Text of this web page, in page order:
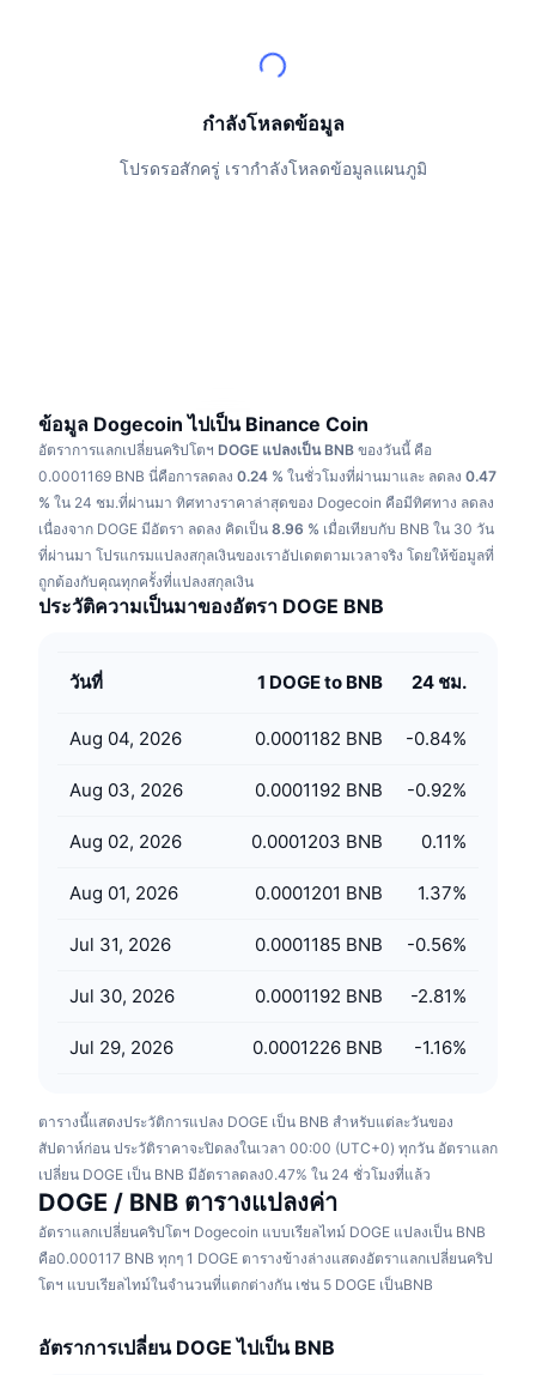
กำลังเป็นที่นิยม
การเงิน
เทคโนโลยี
NFT
ดัชนี CoinMarketCap 100
คริปโตฯ ETFs
RSI
MACD
ตราสารอนุพันธ์
ภาพรวม
การชำระบัญชี
อัตราเงินทุน
วิดเจ็ตสำหรับเว็บไซต์
วิดีโอ
คลังคำศัพท์
แคมเปญ
Airdrop
รางวัลเพชร
เรียนรู้และรับ
กำลังโหลดข้อมูล
โปรดรอสักครู่ เรากำลังโหลดข้อมูลแผนภูมิ
ข้อมูล Dogecoin ไปเป็น Binance Coin
อัตราการแลกเปลี่ยนคริปโตฯ DOGE แปลงเป็น BNB ของวันนี้ คือ
0.0001169 BNB นี่คือการลดลง 0.24 % ในชั่วโมงที่ผ่านมาและ ลดลง 0.47
% ใน 24 ชม.ที่ผ่านมา ทิศทางราคาล่าสุดของ Dogecoin คือมีทิศทาง ลดลง
เนื่องจาก DOGE มีอัตรา ลดลง คิดเป็น 8.96 % เมื่อเทียบกับ BNB ใน 30 วัน
ที่ผ่านมา โปรแกรมแปลงสกุลเงินของเราอัปเดตตามเวลาจริง โดยให้ข้อมูลที่
ถูกต้องกับคุณทุกครั้งที่แปลงสกุลเงิน
ประวัติความเป็นมาของอัตรา DOGE BNB
วันที่ 1 DOGE to BNB 24 ชม.
Aug 04, 2026 0.0001182 BNB -0.84%
Aug 03, 2026 0.0001192 BNB -0.92%
Aug 02, 2026 0.0001203 BNB 0.11%
Aug 01, 2026 0.0001201 BNB 1.37%
Jul 31, 2026 0.0001185 BNB -0.56%
Jul 30, 2026 0.0001192 BNB -2.81%
Jul 29, 2026 0.0001226 BNB -1.16%
ตารางนี้แสดงประวัติการแปลง DOGE เป็น BNB สำหรับแต่ละวันของ
สัปดาห์ก่อน ประวัติราคาจะปิดลงในเวลา 00:00 (UTC+0) ทุกวัน อัตราแลก
เปลี่ยน DOGE เป็น BNB มีอัตราลดลง0.47% ใน 24 ชั่วโมงที่แล้ว
DOGE / BNB ตารางแปลงค่า
อัตราแลกเปลี่ยนคริปโตฯ Dogecoin แบบเรียลไทม์ DOGE แปลงเป็น BNB
คือ0.000117 BNB ทุกๆ 1 DOGE ตารางข้างล่างแสดงอัตราแลกเปลี่ยนคริป
โตฯ แบบเรียลไทม์ในจำนวนที่แตกต่างกัน เช่น 5 DOGE เป็นBNB
อัตราการเปลี่ยน DOGE ไปเป็น BNB